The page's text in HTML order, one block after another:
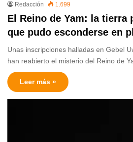
Redacción 1.699
El Reino de Yam: la tierra
que pudo esconderse en
Unas inscripciones halladas en Gebel
han reabierto el misterio del Reino de
Leer más »